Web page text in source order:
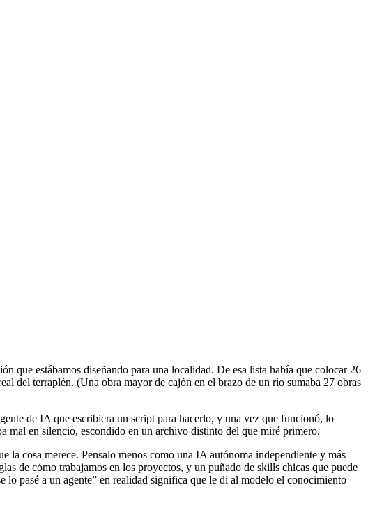
que estábamos diseñando para una localidad. De esa lista había que colocar 26
del terraplén. (Una obra mayor de cajón en el brazo de un río sumaba 27 obras
de IA que escribiera un script para hacerlo, y una vez que funcionó, lo
mal en silencio, escondido en un archivo distinto del que miré primero.
cosa merece. Pensalo menos como una IA autónoma independiente y más
de cómo trabajamos en los proyectos, y un puñado de skills chicas que puede
pasé a un agente” en realidad significa que le di al modelo el conocimiento